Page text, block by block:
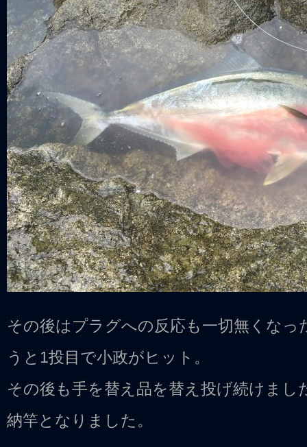
その後はプラグへの反応も一切無くなっ
うと1投目で小政がヒット。
その後も手を替え品を替え投げ続けまし
納竿となりました。